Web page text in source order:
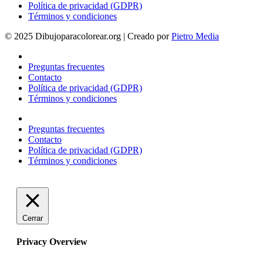
Política de privacidad (GDPR)
Términos y condiciones
© 2025 Dibujoparacolorear.org | Creado porPietro Media
Preguntas frecuentes
Contacto
Política de privacidad (GDPR)
Términos y condiciones
Preguntas frecuentes
Contacto
Política de privacidad (GDPR)
Términos y condiciones
Cerrar
Privacy Overview